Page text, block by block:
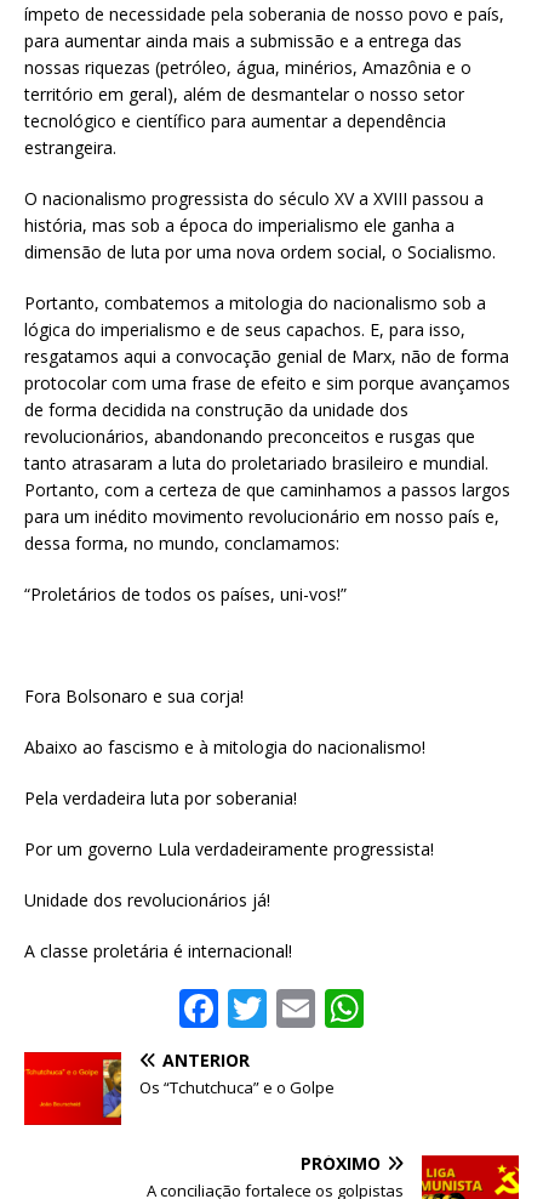
ímpeto de necessidade pela soberania de nosso povo e país,
para aumentar ainda mais a submissão e a entrega das
nossas riquezas (petróleo, água, minérios, Amazônia e o
território em geral), além de desmantelar o nosso setor
tecnológico e científico para aumentar a dependência
estrangeira.
O nacionalismo progressista do século XV a XVIII passou a
história, mas sob a época do imperialismo ele ganha a
dimensão de luta por uma nova ordem social, o Socialismo.
Portanto, combatemos a mitologia do nacionalismo sob a
lógica do imperialismo e de seus capachos. E, para isso,
resgatamos aqui a convocação genial de Marx, não de forma
protocolar com uma frase de efeito e sim porque avançamos
de forma decidida na construção da unidade dos
revolucionários, abandonando preconceitos e rusgas que
tanto atrasaram a luta do proletariado brasileiro e mundial.
Portanto, com a certeza de que caminhamos a passos largos
para um inédito movimento revolucionário em nosso país e,
dessa forma, no mundo, conclamamos:
“Proletários de todos os países, uni-vos!”
Fora Bolsonaro e sua corja!
Abaixo ao fascismo e à mitologia do nacionalismo!
Pela verdadeira luta por soberania!
Por um governo Lula verdadeiramente progressista!
Unidade dos revolucionários já!
A classe proletária é internacional!
F
a
c
T
it
E
ai
A
ANTERIOR
Os “Tchutchuca” e o Golpe
PRÓXIMO
A conciliação fortalece os golpistas